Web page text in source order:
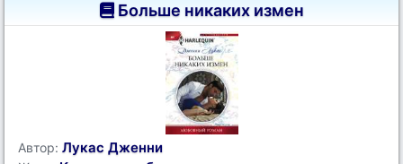
Больше никаких измен
Автор: Лукас Дженни